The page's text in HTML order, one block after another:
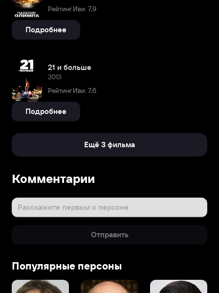
Рейтинг Иви: 7,9
Подробнее
21 и больше
2013
Рейтинг Иви: 7,6
Подробнее
Ещё 3 фильма
Комментарии
Расскажите первым о персоне
Отправить
Популярные персоны